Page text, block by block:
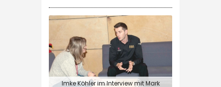
Imke Köhler im Interview mit Mark